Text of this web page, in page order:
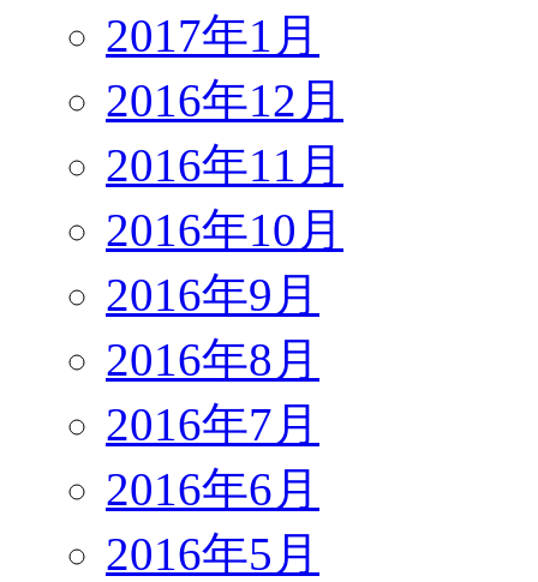
2017年1月
2016年12月
2016年11月
2016年10月
2016年9月
2016年8月
2016年7月
2016年6月
2016年5月